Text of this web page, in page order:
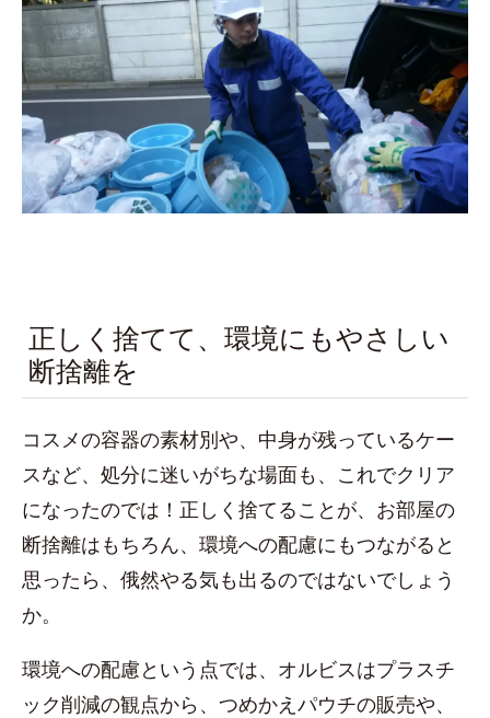
正しく捨てて、環境にもやさしい
断捨離を
コスメの容器の素材別や、中身が残っているケー
スなど、処分に迷いがちな場面も、これでクリア
になったのでは！正しく捨てることが、お部屋の
断捨離はもちろん、環境への配慮にもつながると
思ったら、俄然やる気も出るのではないでしょう
か。
環境への配慮という点では、オルビスはプラスチ
ック削減の観点から、つめかえパウチの販売や、